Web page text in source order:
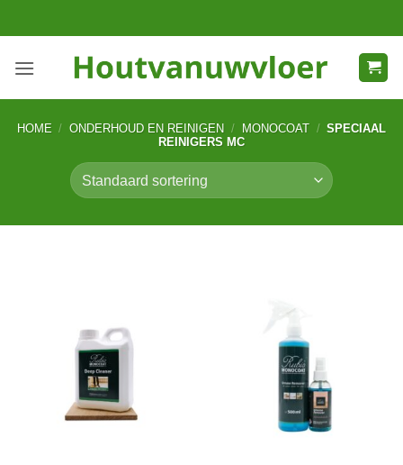
naar
HOME / ONDERHOUD EN REINIGEN / MONOCOAT / SPECIAAL
REINIGERS MC